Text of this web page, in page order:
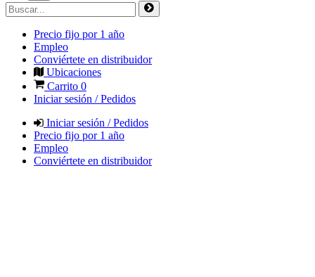
Precio fijo por 1 año
Empleo
Conviértete en distribuidor
Ubicaciones
Carrito 0
Iniciar sesión / Pedidos
Iniciar sesión / Pedidos
Precio fijo por 1 año
Empleo
Conviértete en distribuidor